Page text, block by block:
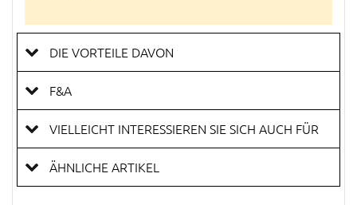
DIE VORTEILE DAVON
F&A
VIELLEICHT INTERESSIEREN SIE SICH AUCH FÜR
ÄHNLICHE ARTIKEL